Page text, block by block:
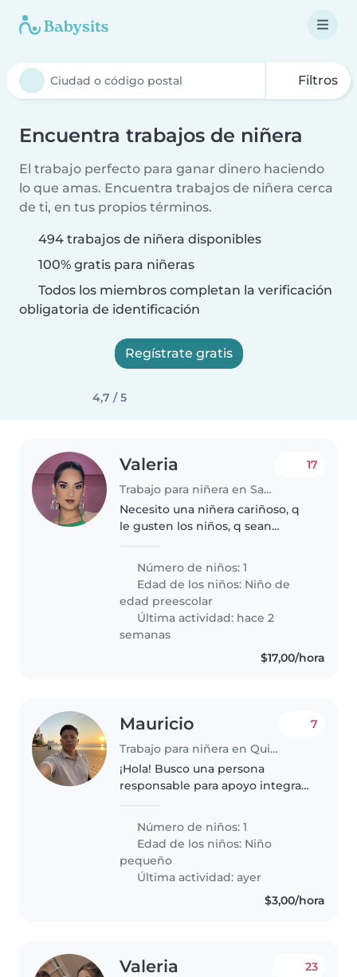
Filtros
Encuentra trabajos de niñera
El trabajo perfecto para ganar dinero haciendo
lo que amas. Encuentra trabajos de niñera cerca
de ti, en tus propios términos.
494 trabajos de niñera disponibles
100% gratis para niñeras
Todos los miembros completan la verificación
obligatoria de identificación
Regístrate gratis
4,7 / 5
Valeria
Trabajo para niñera en Samborondón
17
Necesito una niñera cariñoso, q
le gusten los niños, q sean
paciencia cuando mi hijo se
demore en comer, que sean
proactivas , q busquen
soluciones.
Número de niños: 1
Edad de los niños: Niño de
edad preescolar
Última actividad: hace 2
semanas
$17,00/hora
Mauricio
Trabajo para niñera en Quito
7
¡Hola! Busco una persona
responsable para apoyo integral
a coordinar según
requerimiento, de ser posible
medio tiempo,..
Número de niños: 1
Edad de los niños: Niño
pequeño
Última actividad: ayer
$3,00/hora
Valeria 23